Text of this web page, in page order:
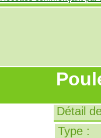
Détail
Type :